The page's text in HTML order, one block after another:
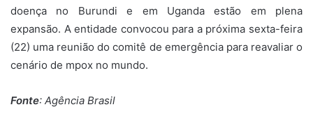
doença no Burundi e em Uganda estão em plena
expansão. A entidade convocou para a próxima sexta-feira
(22) uma reunião do comitê de emergência para reavaliar o
cenário de mpox no mundo.
Fonte: Agência Brasil